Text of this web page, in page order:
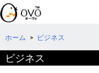
検
索
コ
テ
へ
ホーム > ビジネス
ビジネス